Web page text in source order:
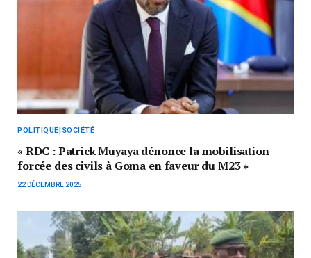
POLITIQUE|SOCIÉTÉ
« RDC : Patrick Muyaya dénonce la mobilisation
forcée des civils à Goma en faveur du M23 »
22 DÉCEMBRE 2025